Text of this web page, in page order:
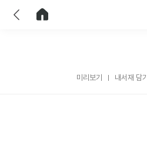
미리보기 내서재 담기